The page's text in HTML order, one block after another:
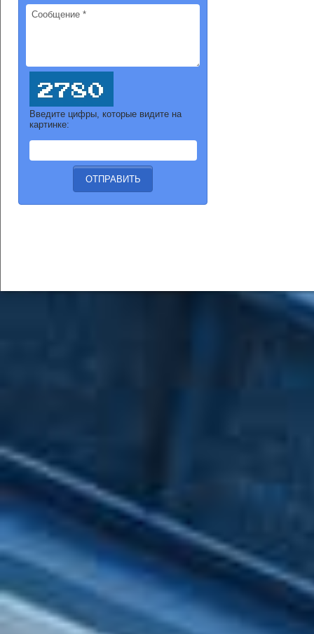
Введите цифры, которые видите на
картинке: